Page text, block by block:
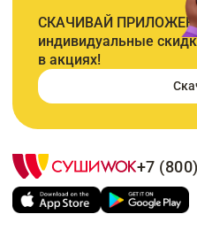
СКАЧИВАЙ
индивидуальные
в акциях!
+7